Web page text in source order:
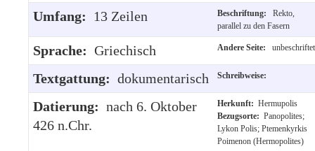
Umfang: 13 Zeilen Beschriftung:
Rekto,
parallel zu den Fasern
Sprache: Griechisch Andere Seite: unbeschriftet
Textgattung: dokumentarisch Schreibweise:
Datierung: nach 6. Oktober
426 n.Chr.
Herkunft: Hermupolis
Bezugsorte: Panopolites;
Lykon Polis; Ptemenkyrkis
Poimenon (Hermopolites)